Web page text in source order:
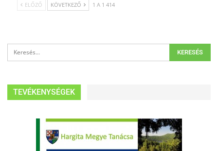
ELŐZŐ KÖVETKEZŐ 1 A 1 414
TEVÉKENYSÉGEK